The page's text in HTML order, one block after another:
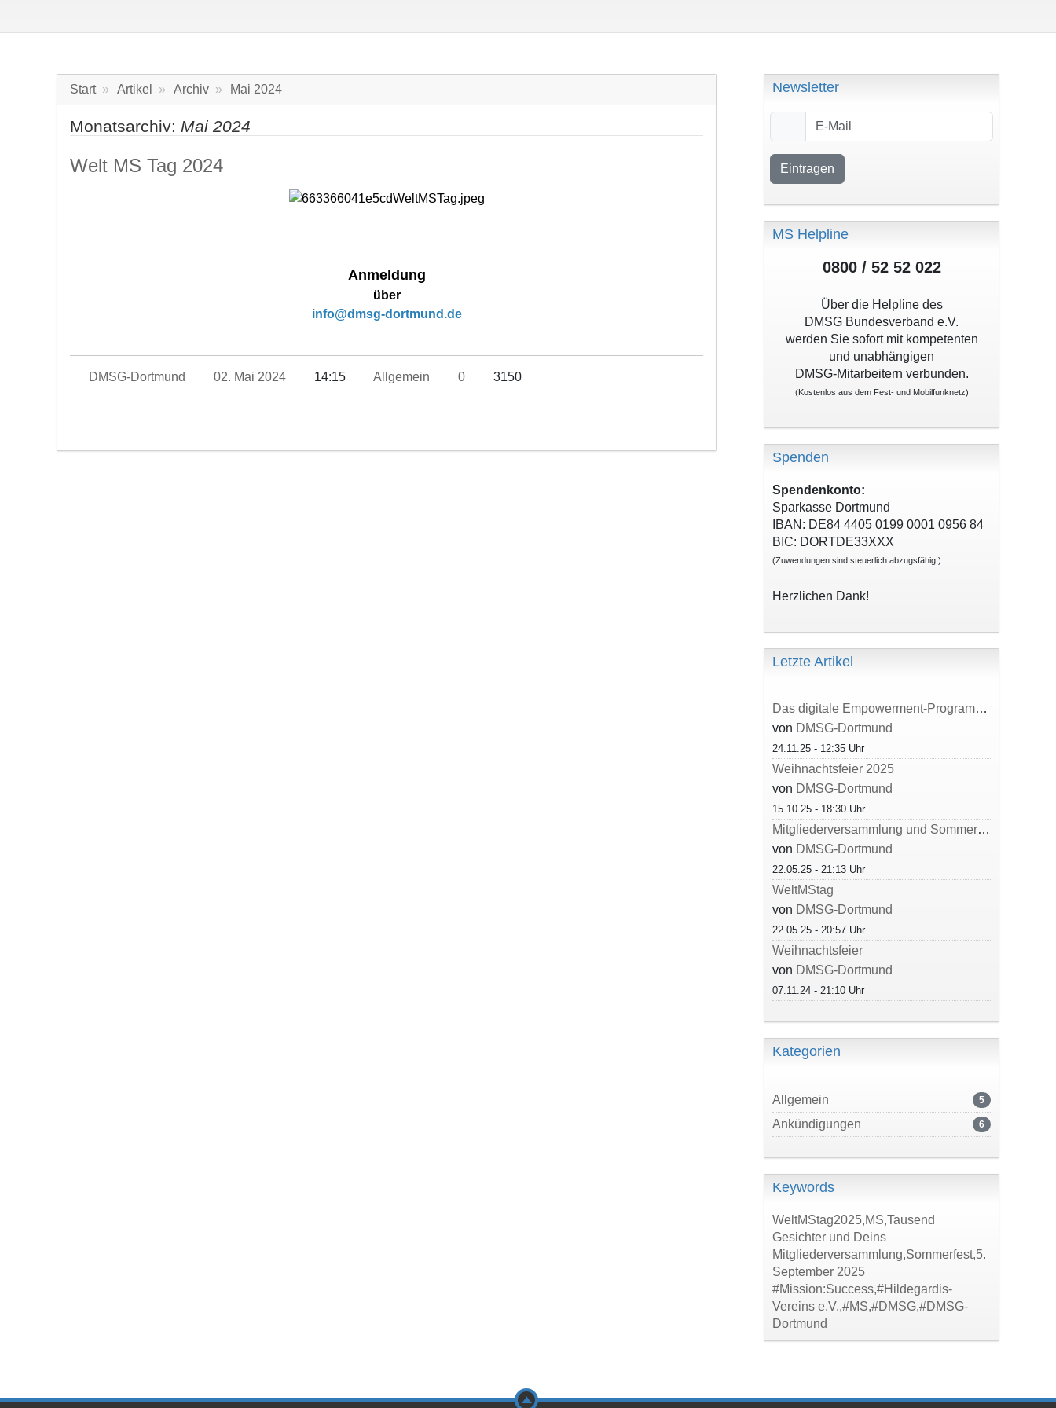
Start Artikel Archiv Mai 2024
Monatsarchiv: Mai 2024
Welt MS Tag 2024
Anmeldung
über
info@dmsg-dortmund.de
DMSG-Dortmund 02. Mai 2024 14:15 Allgemein 0 3150
Newsletter
Eintragen
MS Helpline
0800 / 52 52 022
Über die Helpline des
DMSG Bundesverband e.V.
werden Sie sofort mit kompetenten
und unabhängigen
DMSG-Mitarbeitern verbunden.
(Kostenlos aus dem Fest- und Mobilfunknetz)
Spenden
Spendenkonto:
Sparkasse Dortmund
IBAN: DE84 4405 0199 0001 0956 84
BIC: DORTDE33XXX
(Zuwendungen sind steuerlich abzugsfähig!)
Herzlichen Dank!
Letzte Artikel
Das digitale Empowerment-Programm des Hildegardis-Vereins e.V.
von DMSG-Dortmund
24.11.25 - 12:35 Uhr
Weihnachtsfeier 2025
von DMSG-Dortmund
15.10.25 - 18:30 Uhr
Mitgliederversammlung und Sommerfest 2025
von DMSG-Dortmund
22.05.25 - 21:13 Uhr
WeltMStag
von DMSG-Dortmund
22.05.25 - 20:57 Uhr
Weihnachtsfeier
von DMSG-Dortmund
07.11.24 - 21:10 Uhr
Kategorien
Allgemein 5
Ankündigungen 6
Keywords
WeltMStag2025,MS,Tausend
Gesichter und Deins
Mitgliederversammlung,Sommerfest,5.
September 2025
#Mission:Success,#Hildegardis-
Vereins e.V.,#MS,#DMSG,#DMSG-
Dortmund